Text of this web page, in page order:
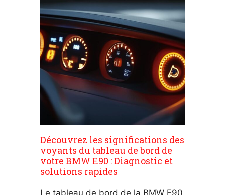
Découvrez les significations des
voyants du tableau de bord de
votre BMW E90 : Diagnostic et
solutions rapides